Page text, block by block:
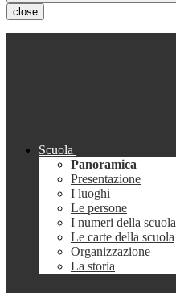
close
Scuola
Panoramica
Presentazione
I luoghi
Le persone
I numeri della scuola
Le carte della scuola
Organizzazione
La storia